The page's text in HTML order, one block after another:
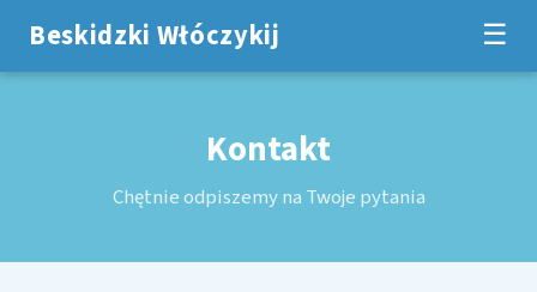
Beskidzki Włóczykij ☰
Kontakt
Chętnie odpiszemy na Twoje pytania